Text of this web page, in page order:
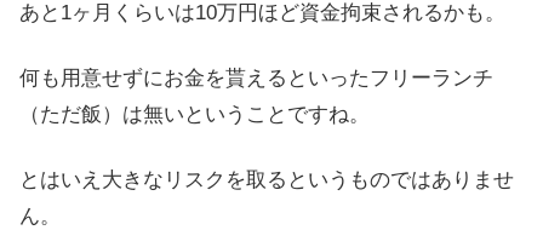
あと1ヶ月くらいは10万円ほど資金拘束されるかも。
何も用意せずにお金を貰えるといったフリーランチ
（ただ飯）は無いということですね。
とはいえ大きなリスクを取るというものではありませ
ん。